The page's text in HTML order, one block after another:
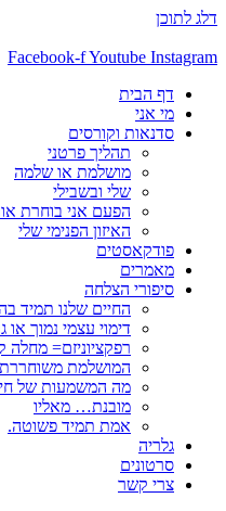
דלג לתוכן
Facebook-fYoutube Instagram
דף הבית
מי אני
סדנאות וקורסים
תהליך פרטני
מושלמת או שלמה
שלי ובשבילי
הפעם אני בוחרת
האיזון הפנימי שלי
פודקאסטים
מאמרים
סיפורי הצלחה
החיים שלנו תמיד
דימוי עצמי נמוך או
רפקציוניזם=
המושלמת
מה המשמעות של
מובנת… מאליו
אמת תמיד פשוטה.
גלריה
סרטונים
צרי קשר